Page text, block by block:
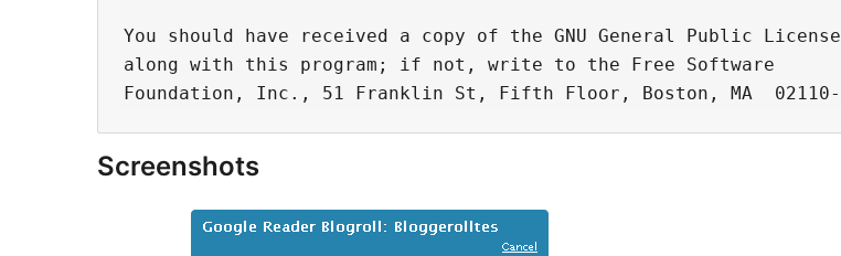
You should have received a copy of the GNU General Public License
along with this program; if not, write to the Free Software
Screenshots